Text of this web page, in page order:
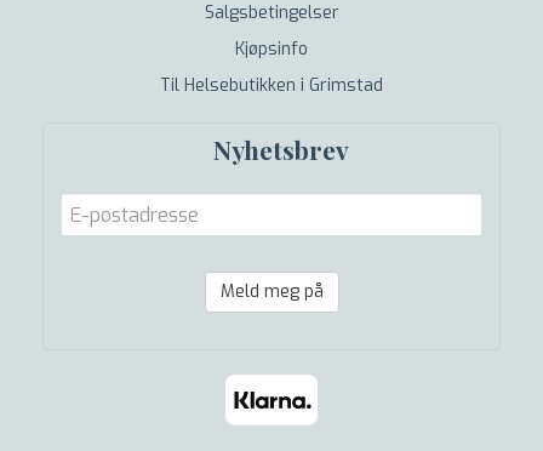
Salgsbetingelser
Kjøpsinfo
Til Helsebutikken i Grimstad
Nyhetsbrev
Meld meg på